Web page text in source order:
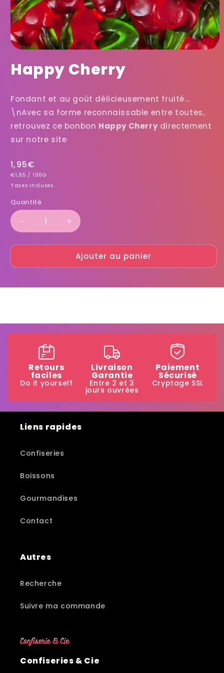
Happy Cherry
Fondant et au goût délicieusement fruité...
\nAvec sa forme reconnaissable entre toutes,
retrouvez ce bonbon Happy Cherrydirectement
sur notre site
Prix
habituel
1,95€
PRIX
€1,95 / PAR
100G
Taxes incluses.
Quantité
Réduire
quantité
Happy
Augmenter
quantité
de
Happy
Ajouter au panier
Retours
faciles
Do it yourself
Livraison
Garantie
Entre 2 et 3
jours ouvrées
Paiement
Sécurisé
Cryptage SSL
Liens rapides
Confiseries
Boissons
Gourmandises
Contact
Autres
Recherche
Suivre ma commande
Confiseries & Cie